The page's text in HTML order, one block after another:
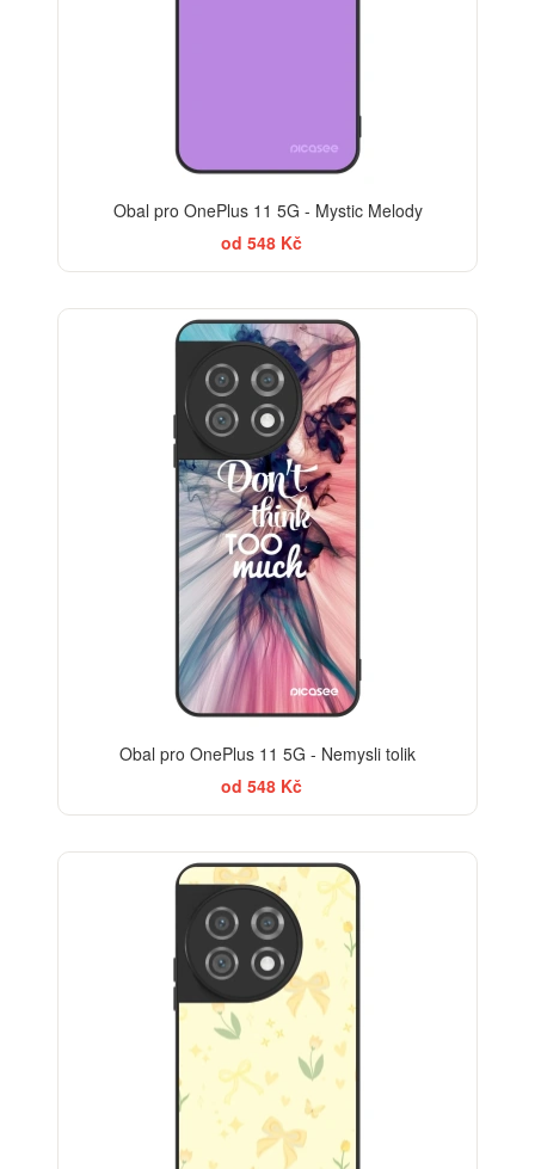
Obal pro OnePlus 11 5G - Mystic Melody
od 548 Kč
Obal pro OnePlus 11 5G - Nemysli tolik
od 548 Kč